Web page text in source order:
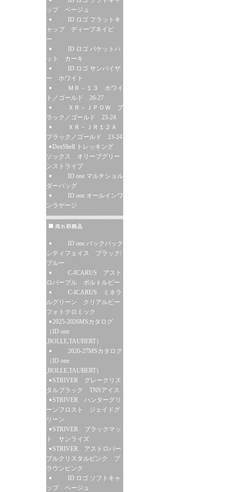
ップ ベージュ
ID ロゴ フラットキ
ャップ ディープネイビ
ー
ID ロゴ バケットハ
ット カーキ
ID ロゴ サンバイザ
ー ホワイト
ＭＲ－１３ ホワイ
ト／ゴールド 26-27
ＸＲ－ＪＰＯＷ ブ
ラック／ゴールド 23-24
ＸＲ－ＪＲ１２Ａ
ブラック／ゴールド 23-24
DexShell トレッキング
ソックス オリーブグリー
ンストライプ
ID one マルチショル
ダーバッグ
ID one オールインワ
ンラゲージ
ID one バックパック
シティフェイス ブラック/
ブルー
C-ICARUS アスト
ロパープル ボルトルビー
C-ICARUS ミネラ
ルグリーン クリアルビー
フォトクロミック
2025-2026MSカタログ
（ID one
,BOLLE,TAUBERT）
2026-27MSカタログ
（ID one
,BOLLE,TAUBERT）
STRIVER グレークリス
タルブラック TNSアイス
STRIVER ハンターグリ
ーンフロスト ジェイドグ
リーン
STRIVER ブラックマッ
ト サンライズ
STRIVER アストロパー
プルクリスタルピンク ブ
ラウンピンク
ID ロゴ ソフトキャ
ップ ベージュ